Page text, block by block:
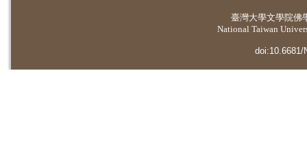
臺灣大學文學院佛
National Taiwan
doi:10.6681/